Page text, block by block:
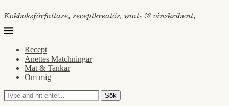
Kokboksförfattare, receptkreatör, mat- & vinskribent,
Recept
Anettes Matchningar
Mat & Tankar
Om mig
Sök